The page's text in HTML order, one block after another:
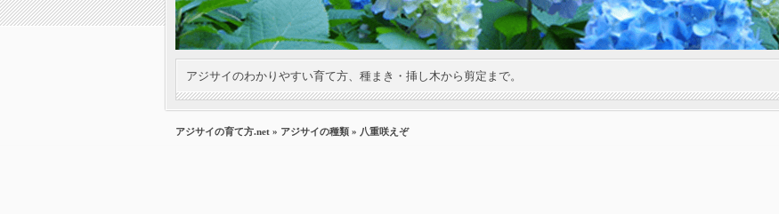
アジサイのわかりやすい育て方、種まき・挿し木から剪定まで。
アジサイの育て方.net » アジサイの種類 » 八重咲えぞ